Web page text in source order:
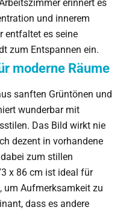
erinnert es
und innerem
entfaltet es seine
zum Entspannen ein.
moderne Räume
sanften Grüntönen und
wunderbar mit
Das Bild wirkt nie
dezent in vorhandene
zum stillen
x 86 cm ist ideal für
um Aufmerksamkeit zu
dass es andere